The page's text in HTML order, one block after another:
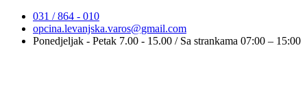
031 / 864 - 010
opcina.levanjska.varos@gmail.com
Ponedjeljak - Petak 7.00 - 15.00 / Sa strankama 07:00 – 15:00